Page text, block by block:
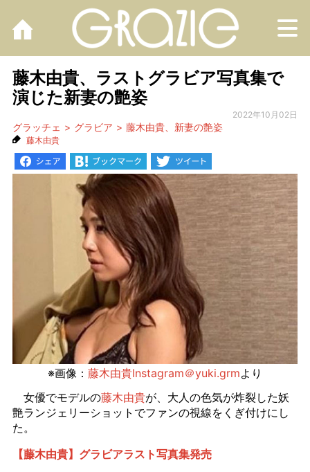
藤木由貴、ラストグラビア写真集で
演じた新妻の艶姿
2022年10月02日
グラッチェ グラビア 藤木由貴、新妻の艶姿
藤木由貴
※画像： 藤木由貴Instagram＠yuki.grmより
女優でモデルの藤木由貴が、大人の色気が炸裂した妖
艶ランジェリーショットでファンの視線をくぎ付けにし
た。
【藤木由貴】グラビアラスト写真集発売